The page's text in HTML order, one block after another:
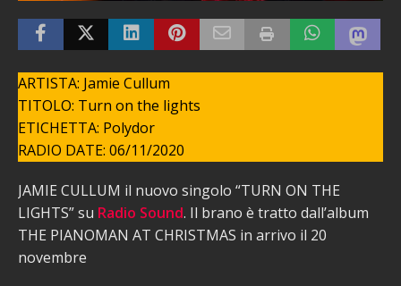
ARTISTA: Jamie Cullum
TITOLO: Turn on the lights
ETICHETTA: Polydor
RADIO DATE: 06/11/2020
JAMIE CULLUM il nuovo singolo “TURN ON THE
LIGHTS” su Radio Sound. Il brano è tratto dall’album
THE PIANOMAN AT CHRISTMAS in arrivo il 20
novembre